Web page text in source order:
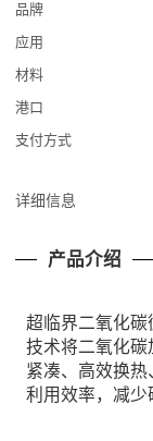
品牌
应用
材料
港口
支付方式
详细信息
产品介绍
超临界二氧化
技术将二氧化
紧凑、高效换
利用效率，减少